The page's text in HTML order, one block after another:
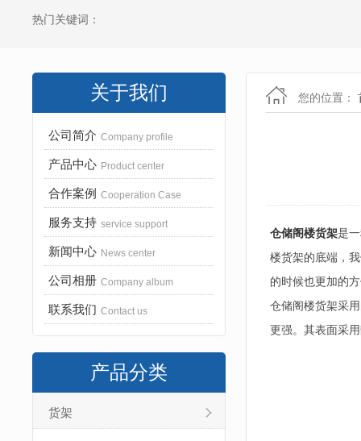
热门关键词：
关于我们
公司简介 Company profile
产品中心 Product center
合作案例 Cooperation Case
服务支持 service support
新闻中心 News center
公司相册 Company album
联系我们 Contact us
产品分类
货架
您的位置：
仓储阁楼货架是
楼货架的底端，
的时候也更加的
仓储阁楼货架采
更强。其表面采